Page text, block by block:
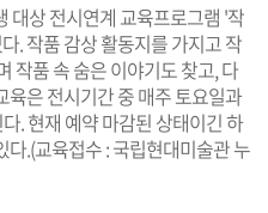
대상 전시연계 교육프로그램 '작
. 작품 감상 활동지를 가지고 작
작품 속 숨은 이야기도 찾고, 다
육은 전시기간 중 매주 토요일과
. 현재 예약 마감된 상태이긴 하
다.(교육접수 : 국립현대미술관 누